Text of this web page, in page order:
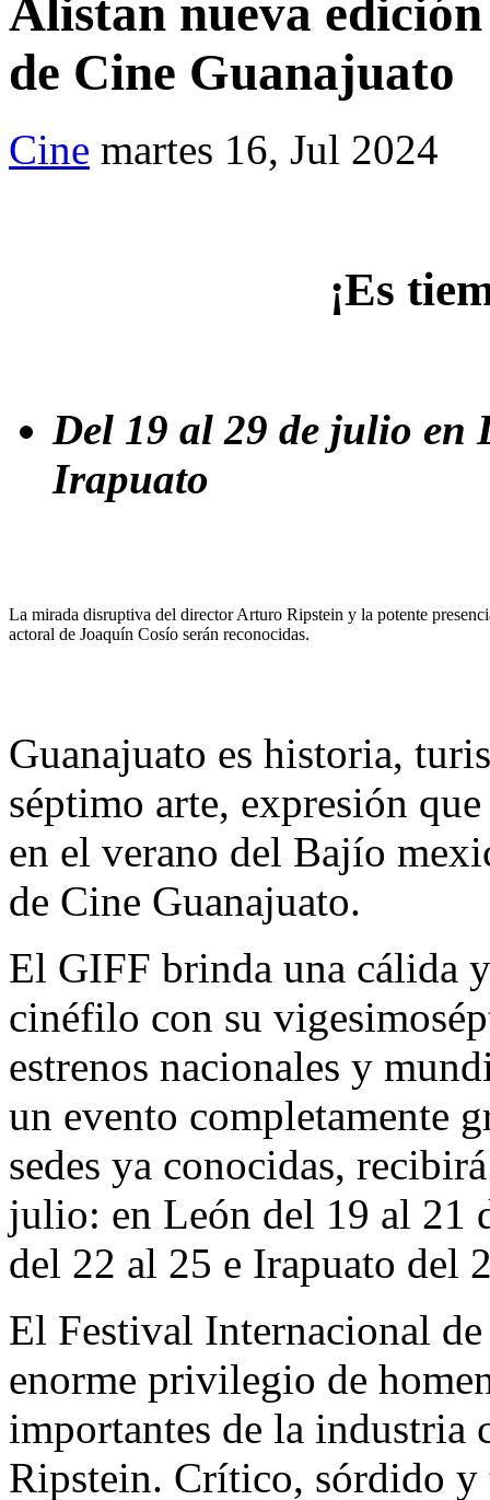
Alistan nueva
de Cine Guanajuato
Cine martes 16, Jul 2024
¡Es
Del 19 al 29 de julio en
Irapuato
La mirada disruptiva del director Arturo Ripstein y la potente
actoral de Joaquín Cosío serán reconocidas.
Guanajuato es historia,
séptimo arte, expresión
en el verano del Bajío
de Cine Guanajuato.
El GIFF brinda una cálida
cinéfilo con su
estrenos nacionales y
un evento completamente
sedes ya conocidas,
julio: en León del 19 al 21
del 22 al 25 e Irapuato del
El Festival Internacional
enorme privilegio de
importantes de la industria
Ripstein. Crítico, sórdido y